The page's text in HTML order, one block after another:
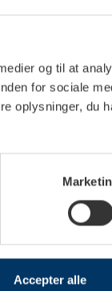
og til at
for sociale
oplysninger, du
Accepter alle
hverdage
Afkalkning &
Hele